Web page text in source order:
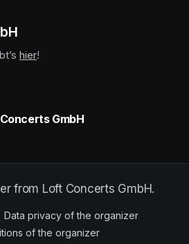
(opens in a new tab)
hier(opens in a new tab)
!
GmbH
from Loft Concerts GmbH.
(opens in a new tab)
Data privacy of the organizer
of the organizer